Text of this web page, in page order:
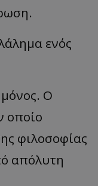
ενός
Ο
οποίο
φιλοσοφίας
απόλυτη